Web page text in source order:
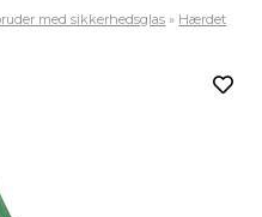
med sikkerhedsglas » Hærdet